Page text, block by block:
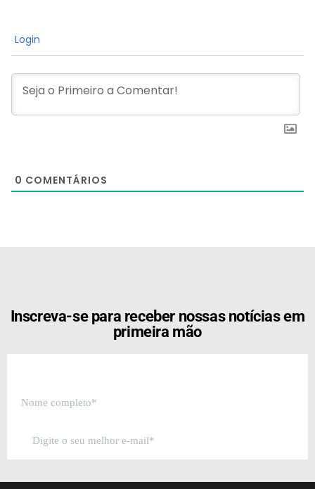
Login
0 COMENTÁRIOS
Inscreva-se para receber nossas notícias em
primeira mão